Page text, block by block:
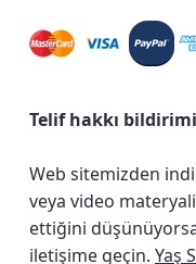
Telif hakkı bildirimi
Web sitemizden
veya video
ettiğini
iletişime geçin. Yaş